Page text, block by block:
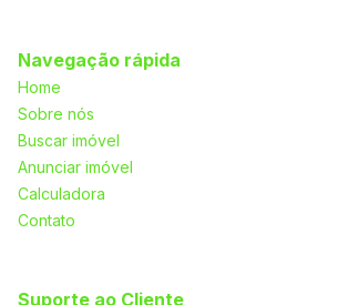
Navegação rápida
Home
Sobre nós
Buscar imóvel
Anunciar imóvel
Calculadora
Contato
Suporte ao Cliente